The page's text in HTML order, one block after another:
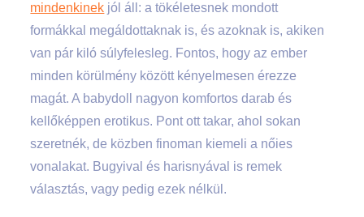
mindenkinek jól áll: a tökéletesnek mondott
formákkal megáldottaknak is, és azoknak is, akiken
van pár kiló súlyfelesleg. Fontos, hogy az ember
minden körülmény között kényelmesen érezze
magát. A babydoll nagyon komfortos darab és
kellőképpen erotikus. Pont ott takar, ahol sokan
szeretnék, de közben finoman kiemeli a nőies
vonalakat. Bugyival és harisnyával is remek
választás, vagy pedig ezek nélkül.